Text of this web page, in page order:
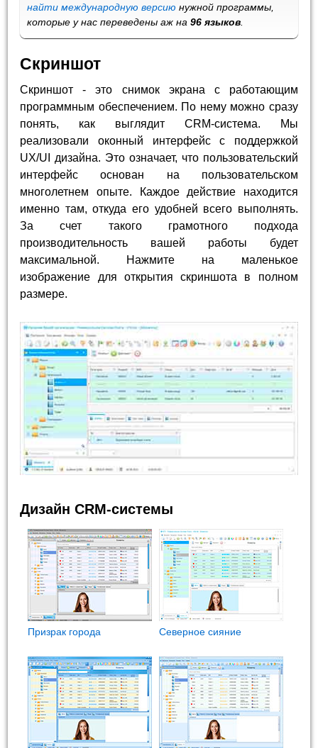
найти международную версию нужной программы,
которые у нас переведены аж на96 языков
Скриншот
Скриншот - это снимок экрана с работающим
программным обеспечением. По нему можно сразу
понять, как выглядит CRM-система. Мы
реализовали оконный интерфейс с поддержкой
UX/UI дизайна. Это означает, что пользовательский
интерфейс основан на пользовательском
многолетнем опыте. Каждое действие находится
именно там, откуда его удобней всего выполнять.
За счет такого грамотного подхода
производительность вашей работы будет
максимальной. Нажмите на маленькое
изображение для открытия скриншота в полном
размере.
Дизайн CRM-системы
Призрак города Северное сияние